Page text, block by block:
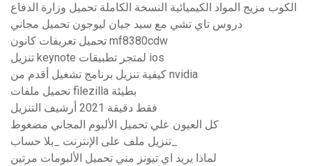
الكوب مزيج المواد الكيميائية النسخة الكاملة تحميل وزارة الدفاع
دروس تاي تشي مع سيد جيان ليوجون تحميل مجاني
تحميل تعريفات كانون mf8380cdw
تنزيل keynote لمتجر تطبيقات ios
كيفية تنزيل برنامج تشغيل أقدم من nvidia
تحميل ملفات filezilla بطيئة
فقط دقيقة 2021 أرشيف التنزيل
كل العيون علي تحميل الألبوم المجاني مضغوط
لماذا يريد اي تيونز مني تحميل الألبومات مرتين